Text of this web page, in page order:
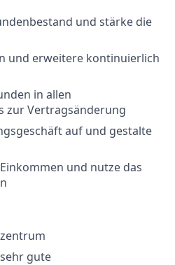
und stärke die
und erweitere kontinuierlich
in allen
zur Vertragsänderung
auf und gestalte
und nutze das
gute